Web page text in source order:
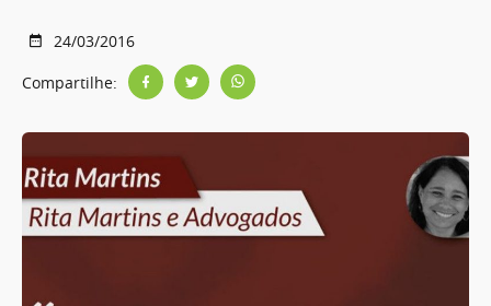
24/03/2016
Compartilhe: